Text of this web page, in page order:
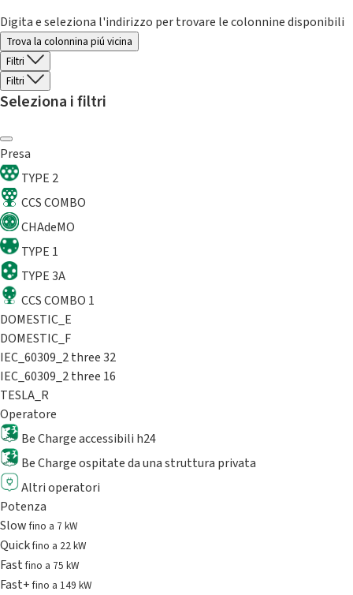
Digita e seleziona l'indirizzo per trovare le colonnine disponibili
Trova la colonnina piú vicina
Filtri
Filtri
Seleziona i filtri
Presa
TYPE 2
CCS COMBO
CHAdeMO
TYPE 1
TYPE 3A
CCS COMBO 1
DOMESTIC_E
DOMESTIC_F
IEC_60309_2 three 32
IEC_60309_2 three 16
TESLA_R
Operatore
Be Charge accessibili h24
Be Charge ospitate da una struttura privata
Altri operatori
Potenza
Slowfino a 7 kW
Quickfino a 22 kW
Fastfino a 75 kW
Fast+fino a 149 kW